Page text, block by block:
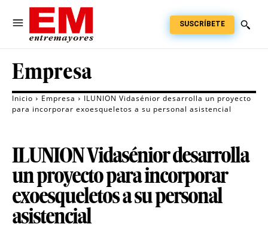
SUSCRÍBETE
Empresa
Inicio Empresa
ILUNION Vidasénior desarrolla un proyecto
para incorporar exoesqueletos a su personal asistencial
ILUNION Vidasénior desarrolla
un proyecto para incorporar
exoesqueletos a su personal
asistencial